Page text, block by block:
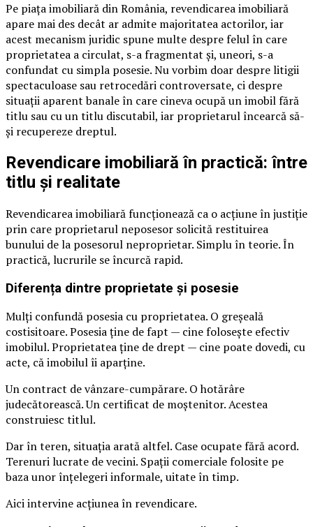
Pe piața imobiliară din România, revendicarea imobiliară
apare mai des decât ar admite majoritatea actorilor, iar
acest mecanism juridic spune multe despre felul în care
proprietatea a circulat, s-a fragmentat și, uneori, s-a
confundat cu simpla posesie. Nu vorbim doar despre litigii
spectaculoase sau retrocedări controversate, ci despre
situații aparent banale în care cineva ocupă un imobil fără
titlu sau cu un titlu discutabil, iar proprietarul încearcă să-
și recupereze dreptul.
Revendicare imobiliară în practică: între
titlu și realitate
Revendicarea imobiliară funcționează ca o acțiune în justiție
prin care proprietarul neposesor solicită restituirea
bunului de la posesorul neproprietar. Simplu în teorie. În
practică, lucrurile se încurcă rapid.
Diferența dintre proprietate și posesie
Mulți confundă posesia cu proprietatea. O greșeală
costisitoare. Posesia ține de fapt — cine folosește efectiv
imobilul. Proprietatea ține de drept — cine poate dovedi, cu
acte, că imobilul îi aparține.
Un contract de vânzare-cumpărare. O hotărâre
judecătorească. Un certificat de moștenitor. Acestea
construiesc titlul.
Dar în teren, situația arată altfel. Case ocupate fără acord.
Terenuri lucrate de vecini. Spații comerciale folosite pe
baza unor înțelegeri informale, uitate în timp.
Aici intervine acțiunea în revendicare.